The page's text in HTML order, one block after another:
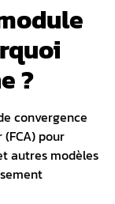
?
convergence
pour
autres modèles